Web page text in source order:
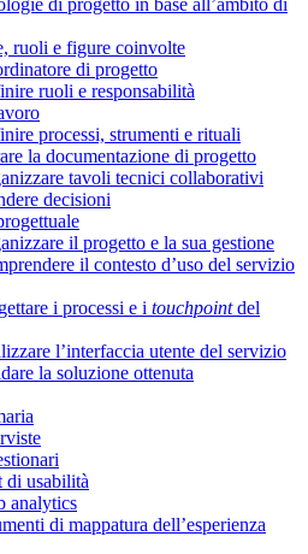
di progetto in base all’ambito di
ruoli e figure coinvolte
di progetto
ruoli e responsabilità
processi, strumenti e rituali
la documentazione di progetto
tavoli tecnici collaborativi
decisioni
il progetto e la sua gestione
il contesto d’uso del servizio
i processi e i touchpointdel
l’interfaccia utente del servizio
la soluzione ottenuta
di usabilità
analytics
di mappatura dell’esperienza